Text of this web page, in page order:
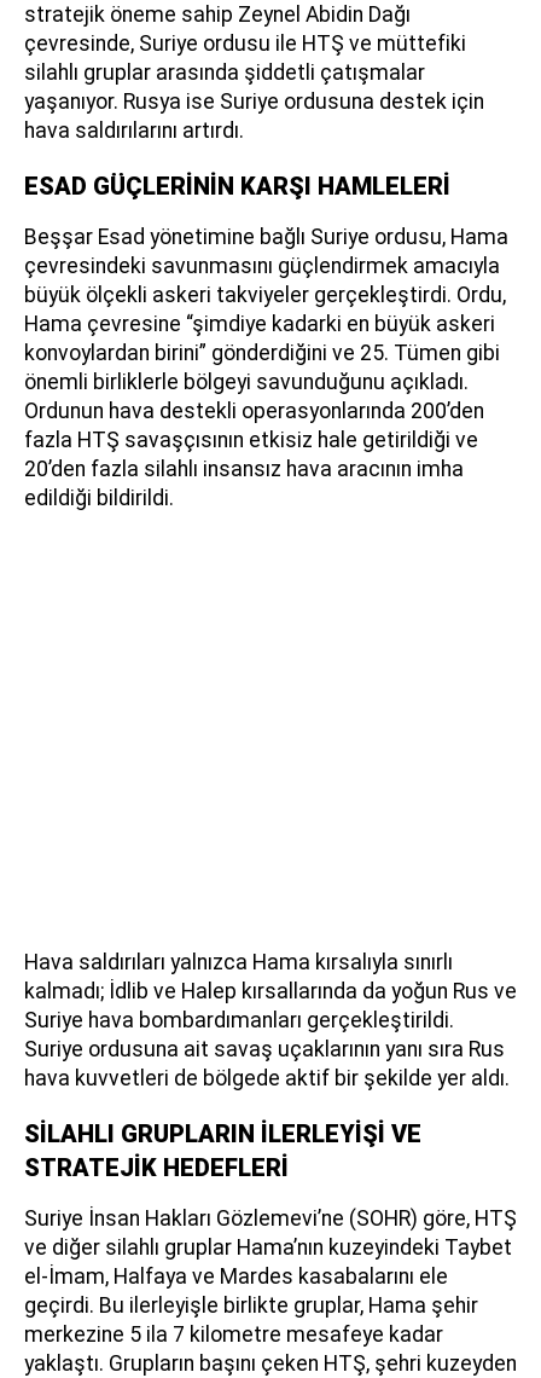
stratejik öneme sahip Zeynel Abidin Dağı
çevresinde, Suriye ordusu ile HTŞ ve müttefiki
silahlı gruplar arasında şiddetli çatışmalar
yaşanıyor. Rusya ise Suriye ordusuna destek için
hava saldırılarını artırdı.
ESAD GÜÇLERİNİN KARŞI HAMLELERİ
Beşşar Esad yönetimine bağlı Suriye ordusu, Hama
çevresindeki savunmasını güçlendirmek amacıyla
büyük ölçekli askeri takviyeler gerçekleştirdi. Ordu,
Hama çevresine “şimdiye kadarki en büyük askeri
konvoylardan birini” gönderdiğini ve 25. Tümen gibi
önemli birliklerle bölgeyi savunduğunu açıkladı.
Ordunun hava destekli operasyonlarında 200’den
fazla HTŞ savaşçısının etkisiz hale getirildiği ve
20’den fazla silahlı insansız hava aracının imha
edildiği bildirildi.
Hava saldırıları yalnızca Hama kırsalıyla sınırlı
kalmadı; İdlib ve Halep kırsallarında da yoğun Rus ve
Suriye hava bombardımanları gerçekleştirildi.
Suriye ordusuna ait savaş uçaklarının yanı sıra Rus
hava kuvvetleri de bölgede aktif bir şekilde yer aldı.
SİLAHLI GRUPLARIN İLERLEYİŞİ VE
STRATEJİK HEDEFLERİ
Suriye İnsan Hakları Gözlemevi’ne (SOHR) göre, HTŞ
ve diğer silahlı gruplar Hama’nın kuzeyindeki Taybet
el-İmam, Halfaya ve Mardes kasabalarını ele
geçirdi. Bu ilerleyişle birlikte gruplar, Hama şehir
merkezine 5 ila 7 kilometre mesafeye kadar
yaklaştı. Grupların başını çeken HTŞ, şehri kuzeyden